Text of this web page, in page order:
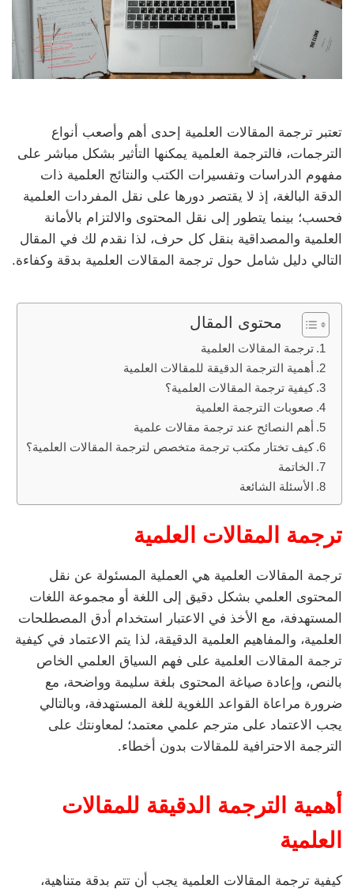
تعتبر ترجمة المقالات العلمية إحدى أهم وأصعب أنواع
الترجمات، فالترجمة العلمية يمكنها التأثير بشكل مباشر على
مفهوم الدراسات وتفسيرات الكتب والنتائج العلمية ذات
الدقة البالغة، إذ لا يقتصر دورها على نقل المفردات العلمية
فحسب؛ بينما يتطور إلى نقل المحتوى والالتزام بالأمانة
العلمية والمصداقية بنقل كل حرف، لذا نقدم لك في المقال
التالي دليل شامل حول ترجمة المقالات العلمية بدقة وكفاءة.
محتوى المقال
ترجمة المقالات العلمية
أهمية الترجمة الدقيقة للمقالات العلمية
كيفية ترجمة المقالات العلمية؟
صعوبات الترجمة العلمية
أهم النصائح عند ترجمة مقالات علمية
كيف تختار مكتب ترجمة متخصص لترجمة المقالات العلمية؟
الخاتمة
الأسئلة الشائعة
ترجمة المقالات العلمية
ترجمة المقالات العلمية هي العملية المسئولة عن نقل
المحتوى العلمي بشكل دقيق إلى اللغة أو مجموعة اللغات
المستهدفة، مع الأخذ في الاعتبار استخدام أدق المصطلحات
العلمية، والمفاهيم العلمية الدقيقة، لذا يتم الاعتماد في كيفية
ترجمة المقالات العلمية على فهم السياق العلمي الخاص
بالنص، وإعادة صياغة المحتوى بلغة سليمة وواضحة، مع
ضرورة مراعاة القواعد اللغوية للغة المستهدفة، وبالتالي
يجب الاعتماد على مترجم علمي معتمد؛ لمعاونتك على
الترجمة الاحترافية للمقالات بدون أخطاء.
أهمية الترجمة الدقيقة للمقالات
العلمية
كيفية ترجمة المقالات العلمية يجب أن تتم بدقة متناهية،